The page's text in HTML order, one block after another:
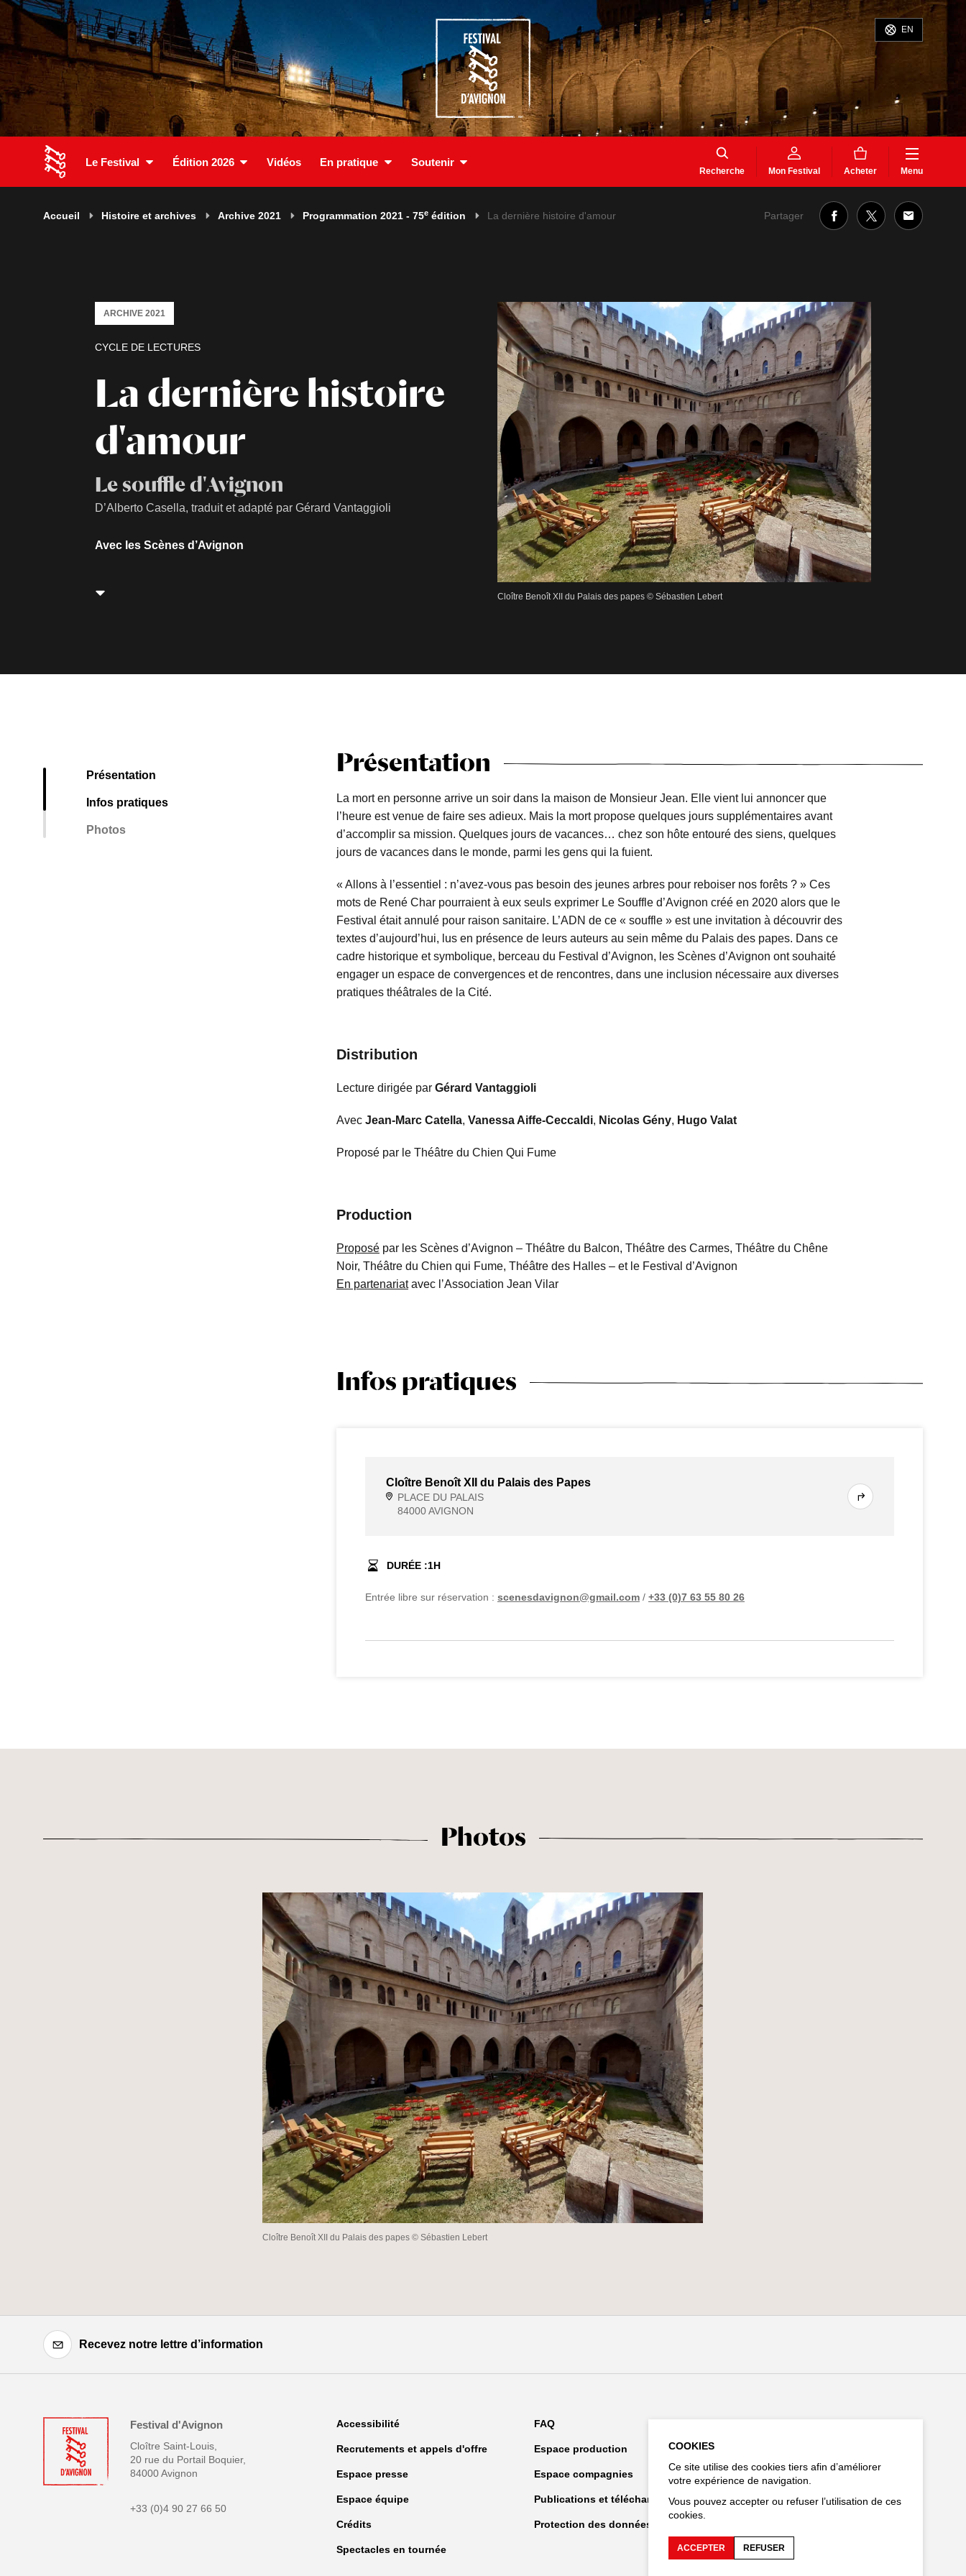
EN
Le Festival Édition 2026 Vidéos En pratique Soutenir
Recherche Mon Festival Acheter Menu
Accueil Histoire et archives Archive 2021 Programmation 2021 - 75e édition La dernière histoire d'amour Partager
La dernière histoire
d'amour
Le souffle d'Avignon
D’Alberto Casella, traduit et adapté par Gérard Vantaggioli
CYCLE DE LECTURES
ARCHIVE 2021
Avec les Scènes d’Avignon
Cloître Benoît XII du Palais des papes © Sébastien Lebert
Présentation
Infos pratiques
Photos
Présentation
La mort en personne arrive un soir dans la maison de Monsieur Jean. Elle vient lui annoncer que
l’heure est venue de faire ses adieux. Mais la mort propose quelques jours supplémentaires avant
d’accomplir sa mission. Quelques jours de vacances… chez son hôte entouré des siens, quelques
jours de vacances dans le monde, parmi les gens qui la fuient.
« Allons à l’essentiel : n’avez-vous pas besoin des jeunes arbres pour reboiser nos forêts ? » Ces
mots de René Char pourraient à eux seuls exprimer Le Souffle d’Avignon créé en 2020 alors que le
Festival était annulé pour raison sanitaire. L’ADN de ce « souffle » est une invitation à découvrir des
textes d’aujourd’hui, lus en présence de leurs auteurs au sein même du Palais des papes. Dans ce
cadre historique et symbolique, berceau du Festival d’Avignon, les Scènes d’Avignon ont souhaité
engager un espace de convergences et de rencontres, dans une inclusion nécessaire aux diverses
pratiques théâtrales de la Cité.
Distribution
Lecture dirigée par Gérard Vantaggioli
Avec Jean-Marc Catella, Vanessa Aiffe-Ceccaldi, Nicolas Gény, Hugo Valat
Proposé par le Théâtre du Chien Qui Fume
Production
Proposépar les Scènes d’Avignon – Théâtre du Balcon, Théâtre des Carmes, Théâtre du Chêne
Noir, Théâtre du Chien qui Fume, Théâtre des Halles – et le Festival d’Avignon
En partenariatavec lʼAssociation Jean Vilar
Infos pratiques
Cloître Benoît XII du Palais des Papes
PLACE DU PALAIS
84000 AVIGNON
DURÉE :1H
Entrée libre sur réservation : scenesdavignon@gmail.com/ +33 (0)7 63 55 80 26
Photos
Cloître Benoît XII du Palais des papes © Sébastien Lebert
Recevez notre lettre d’information
Festival d'Avignon
Cloître Saint-Louis,
20 rue du Portail Boquier,
84000 Avignon
+33 (0)4 90 27 66 50
Accessibilité FAQ
Recrutements et appels d'offre Espace production
Espace presse Espace compagnies
Espace équipe Publications et téléchargements
Crédits Protection des données personnelles
Spectacles en tournée
COOKIES
Ce site utilise des cookies tiers afin d’améliorer
votre expérience de navigation.
Vous pouvez accepter ou refuser l’utilisation de ces
cookies.
ACCEPTER REFUSER